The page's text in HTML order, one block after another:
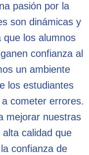
pasión por la
son dinámicas y
que los alumnos
confianza al
un ambiente
los estudiantes
cometer errores.
mejorar nuestras
calidad que
confianza de